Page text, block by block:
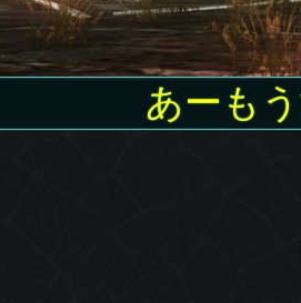
あーも